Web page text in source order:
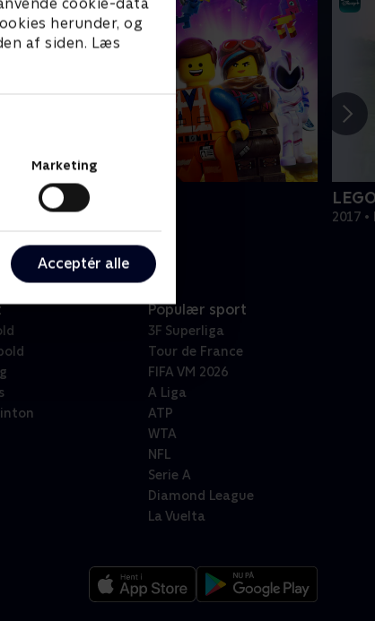
cookie-data
herunder, og
af siden. Læs
Marketing
Acceptér alle
filmen 2
Film • 1 t. 47 min 2017
Populær sport
3F Superliga
Tour de France
FIFA VM 2026
A Liga
ATP
WTA
NFL
Serie A
Diamond League
La Vuelta